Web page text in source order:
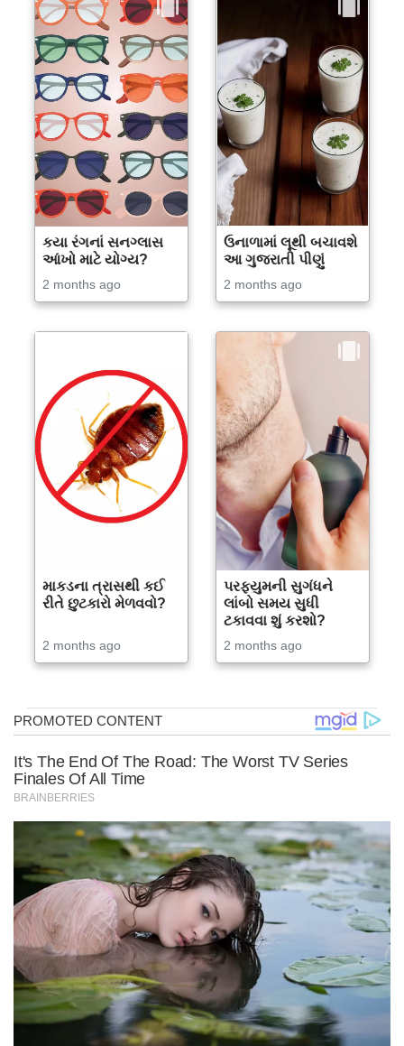
કયા રંગનાં સનગ્લાસ
આંખો માટે યોગ્ય?
2 months ago
ઉનાળામાં લૂથી બચાવશે
આ ગુજરાતી પીણું
2 months ago
માકડના ત્રાસથી કઈ
રીતે છુટકારો મેળવવો?
2 months ago
પરફ્યુમની સુગંધને
લાંબો સમય સુધી
ટકાવવા શું કરશો?
2 months ago